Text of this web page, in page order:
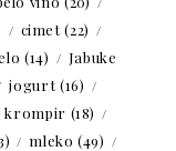
cimet(22)
(14)
Jabuke
jogurt(16)
krompir (18)
mleko (49)